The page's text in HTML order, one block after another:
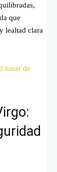
que
lealtad clara
lunar de